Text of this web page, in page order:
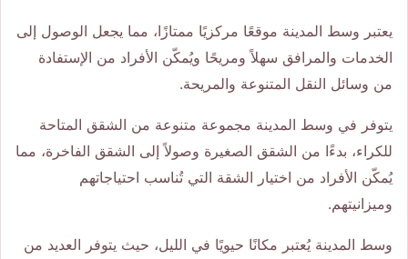
يعتبر وسط المدينة موقعًا مركزيًا ممتازًا، مما يجعل الوصول إلى
الخدمات والمرافق سهلاً ومريحًا ويُمكّن الأفراد من الإستفادة
من وسائل النقل المتنوعة والمريحة.
يتوفر في وسط المدينة مجموعة متنوعة من الشقق المتاحة
للكراء، بدءًا من الشقق الصغيرة وصولاً إلى الشقق الفاخرة، مما
يُمكّن الأفراد من اختيار الشقة التي تُناسب احتياجاتهم
وميزانيتهم.
وسط المدينة يُعتبر مكانًا حيويًا في الليل، حيث يتوفر العديد من